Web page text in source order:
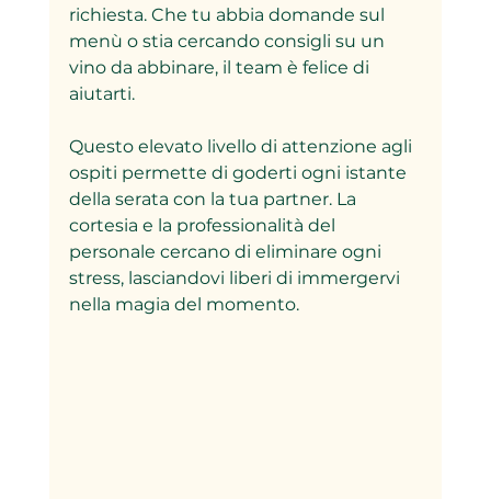
richiesta. Che tu abbia domande sul
menù o stia cercando consigli su un
vino da abbinare, il team è felice di
aiutarti.
Questo elevato livello di attenzione agli
ospiti permette di goderti ogni istante
della serata con la tua partner. La
cortesia e la professionalità del
personale cercano di eliminare ogni
stress, lasciandovi liberi di immergervi
nella magia del momento.